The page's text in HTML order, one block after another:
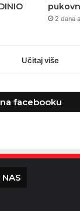
2 dana
Učitaj više
facebooku